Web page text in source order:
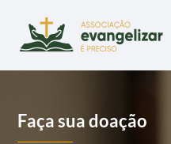
Faça sua doação